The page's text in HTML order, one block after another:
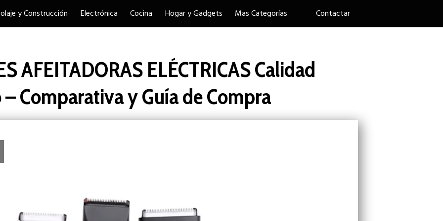
y Construcción Electrónica Cocina Hogar y Gadgets Mas Categorías Contactar
AFEITADORAS ELÉCTRICAS Calidad
– Comparativa y Guía de Compra